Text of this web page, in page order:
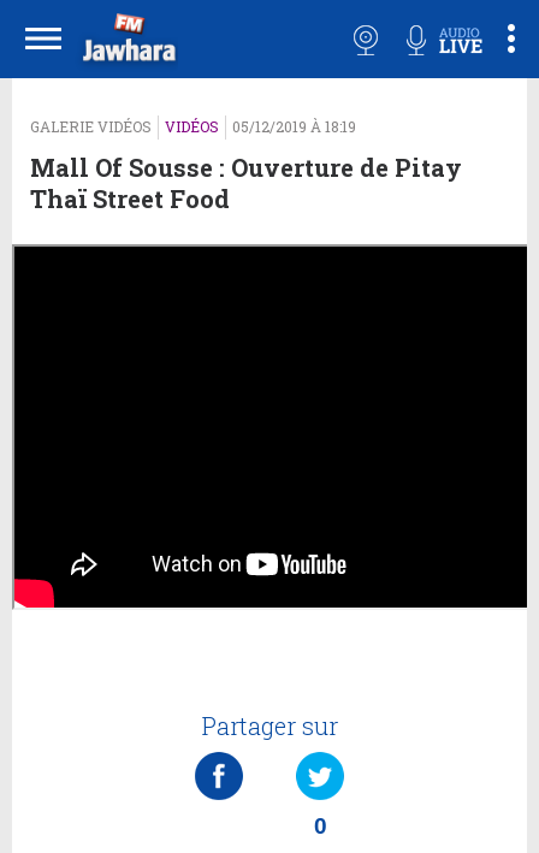
GALERIE VIDÉOS VIDÉOS 05/12/2019 À 18:19
Mall Of Sousse : Ouverture de Pitay
Thaï Street Food
Partager sur
0